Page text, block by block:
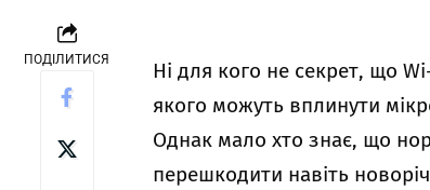
ПОДІЛИТИСЯ
Ні для кого не секрет, що
якого можуть вплинути
Однак мало хто знає, що
перешкодити навіть